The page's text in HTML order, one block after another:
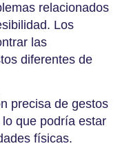
relacionados
Los
las
diferentes de
precisa de gestos
que podría estar
físicas.